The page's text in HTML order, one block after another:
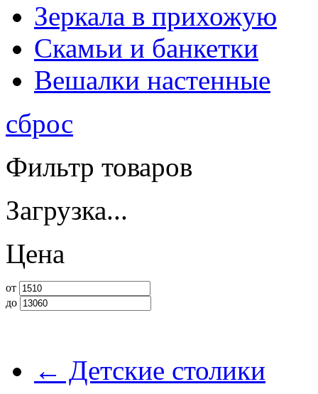
Зеркала в прихожую
Скамьи и банкетки
Вешалки настенные
сброс
Фильтр товаров
Загрузка...
Цена
от
до
← Детские столики